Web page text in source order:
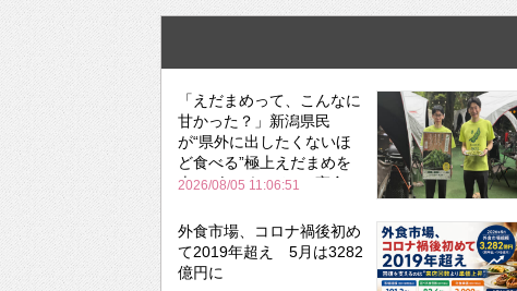
「えだまめって、こんなに
甘かった？」新潟県民
が“県外に出したくないほ
ど食べる”極上えだまめを
森のビアガーデンで実食
2026/08/05 11:06:51
外食市場、コロナ禍後初め
て2019年超え 5月は3282
億円に